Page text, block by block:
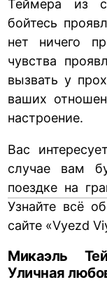
Теймера из
бойтесь
нет ничего
чувства
вызвать у
ваших
настроение.
Вас
случае вам
поездке на
Узнайте всё
сайте «Vyezd
Микаэль
Уличная